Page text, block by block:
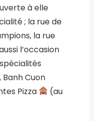
à elle
; la rue de
la rue
l’occasion
Banh Cuon
Pizza
(au